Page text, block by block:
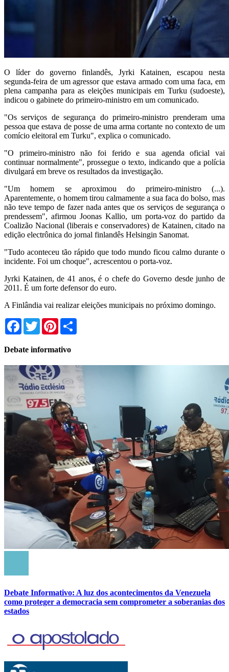
O líder do governo finlandês, Jyrki Katainen, escapou nesta
segunda-feira de um agressor que estava armado com uma faca, em
plena campanha para as eleições municipais em Turku (sudoeste),
indicou o gabinete do primeiro-ministro em um comunicado.
"Os serviços de segurança do primeiro-ministro prenderam uma
pessoa que estava de posse de uma arma cortante no contexto de um
comício eleitoral em Turku", explica o comunicado.
"O primeiro-ministro não foi ferido e sua agenda oficial vai
continuar normalmente", prossegue o texto, indicando que a polícia
divulgará em breve os resultados da investigação.
"Um homem se aproximou do primeiro-ministro (...).
Aparentemente, o homem tirou calmamente a sua faca do bolso, mas
não teve tempo de fazer nada antes que os serviços de segurança o
prendessem", afirmou Joonas Kallio, um porta-voz do partido da
Coalizão Nacional (liberais e conservadores) de Katainen, citado na
edição electrônica do jornal finlandês Helsingin Sanomat.
"Tudo aconteceu tão rápido que todo mundo ficou calmo durante o
incidente. Foi um choque", acrescentou o porta-voz.
Jyrki Katainen, de 41 anos, é o chefe do Governo desde junho de
2011. É um forte defensor do euro.
A Finlândia vai realizar eleições municipais no próximo domingo.
Facebook
TwitterPinterest
Debate informativo
Debate Informativo: A luz dos acontecimentos da Venezuela
como proteger a democracia sem comprometer a soberanias dos
estados